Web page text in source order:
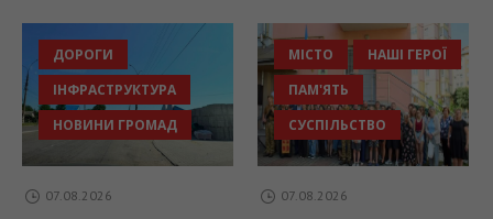
ДОРОГИ
ІНФРАСТРУКТУРА
НОВИНИ ГРОМАД
07.08.2026
МІСТО
НАШІ ГЕРОЇ
ПАМ'ЯТЬ
СУСПІЛЬСТВО
07.08.2026